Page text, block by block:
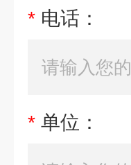
* 电话：
* 单位：